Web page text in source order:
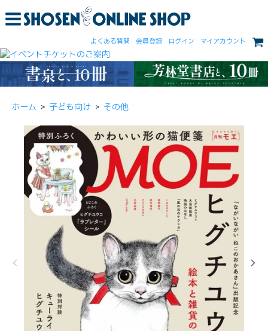
よくある質問 会員登録 ログイン マイアカウント
ホーム > 子ども向け > その他